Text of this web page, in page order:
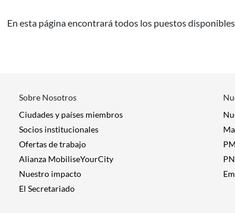
En esta página encontrará todos los puestos
Sobre Nosotros
Ciudades y países miembros
Socios institucionales
Ofertas de trabajo
Alianza MobiliseYourCity
Nuestro impacto
El Secretariado